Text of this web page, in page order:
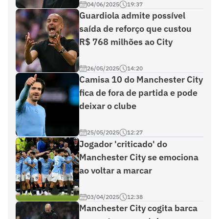
04/06/2025 19:37
Guardiola admite possível
saída de reforço que custou
R$ 768 milhões ao City
26/05/2025 14:20
Camisa 10 do Manchester City
fica de fora de partida e pode
deixar o clube
25/05/2025 12:27
Jogador 'criticado' do
Manchester City se emociona
ao voltar a marcar
03/04/2025 12:38
Manchester City cogita barca